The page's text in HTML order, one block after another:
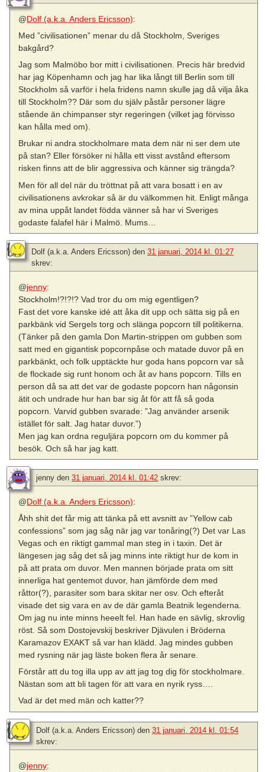
@Dolf (a.k.a. Anders Ericsson):
Med ”civilisationen” menar du då Stockholm, Sveriges
bakgård?
Jag som Malmöbo bor mitt i civilisationen. Precis här bredvid
har jag Köpenhamn och jag har lika långt till Berlin som till
Stockholm så varför i hela fridens namn skulle jag då vilja åka
till Stockholm?? Där som du själv påstår personer lägre
stående än chimpanser styr regeringen (vilket jag förvisso
kan hålla med om).
Brukar ni andra stockholmare mata dem när ni ser dem ute
på stan? Eller försöker ni hålla ett visst avstånd eftersom
risken finns att de blir aggressiva och känner sig trängda?
Men för all del när du tröttnat på att vara bosatt i en av
civilisationens avkrokar så är du välkommen hit. Enligt många
av mina uppåt landet födda vänner så har vi Sveriges
godaste falafel här i Malmö. Mums…
Dolf (a.k.a. Anders Ericsson) den 31 januari, 2014 kl. 01:27
skrev:
@jenny:
Stockholm!?!?!? Vad tror du om mig egentligen?
Fast det vore kanske idé att åka dit upp och sätta sig på en
parkbänk vid Sergels torg och slänga popcorn till politikerna.
(Tänker på den gamla Don Martin-strippen om gubben som
satt med en gigantisk popcornpåse och matade duvor på en
parkbänkt, och folk upptäckte hur goda hans popcorn var så
de flockade sig runt honom och åt av hans popcorn. Tills en
person då sa att det var de godaste popcorn han någonsin
ätit och undrade hur han bar sig åt för att få så goda
popcorn. Varvid gubben svarade: ”Jag använder arsenik
istället för salt. Jag hatar duvor.”)
Men jag kan ordna reguljära popcorn om du kommer på
besök. Och så har jag katt.
jenny den 31 januari, 2014 kl. 01:42 skrev:
@Dolf (a.k.a. Anders Ericsson):
Åhh shit det får mig att tänka på ett avsnitt av ”Yellow cab
confessions” som jag såg när jag var tonåring(?) Det var Las
Vegas och en riktigt gammal man steg in i taxin. Det är
längesen jag såg det så jag minns inte riktigt hur de kom in
på att prata om duvor. Men mannen började prata om sitt
innerliga hat gentemot duvor, han jämförde dem med
råttor(?), parasiter som bara skitar ner osv. Och efteråt
visade det sig vara en av de där gamla Beatnik legenderna.
Om jag nu inte minns heeelt fel. Han hade en sävlig, skrovlig
röst. Så som Dostojevskij beskriver Djävulen i Bröderna
Karamazov EXAKT så var han klädd. Jag mindes gubben
med rysning när jag läste boken flera år senare.
Förstår att du tog illa upp av att jag tog dig för stockholmare.
Nästan som att bli tagen för att vara en nyrik ryss….
Vad är det med män och katter??
Dolf (a.k.a. Anders Ericsson) den 31 januari, 2014 kl. 01:54
skrev:
@jenny: